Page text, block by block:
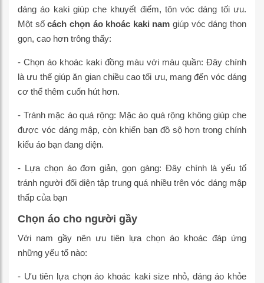
dáng áo kaki giúp che khuyết điểm, tôn vóc dáng tối ưu.
Một sốcách chọn áo khoác kaki namgiúp vóc dáng thon
gọn, cao hơn trông thấy:
- Chọn áo khoác kaki đồng màu với màu quần: Đây chính
là ưu thế giúp ăn gian chiều cao tối ưu, mang đến vóc dáng
cơ thể thêm cuốn hút hơn.
- Tránh mặc áo quá rộng: Mặc áo quá rộng không giúp che
được vóc dáng mập, còn khiến bạn đồ sộ hơn trong chính
kiểu áo bạn đang diện.
- Lựa chọn áo đơn giản, gọn gàng: Đây chính là yếu tố
tránh người đối diện tập trung quá nhiều trên vóc dáng mập
thấp của bạn
Chọn áo cho người gầy
Với nam gầy nên ưu tiên lựa chọn áo khoác đáp ứng
những yếu tố nào:
- Ưu tiên lựa chọn áo khoác kaki size nhỏ, dáng áo khỏe